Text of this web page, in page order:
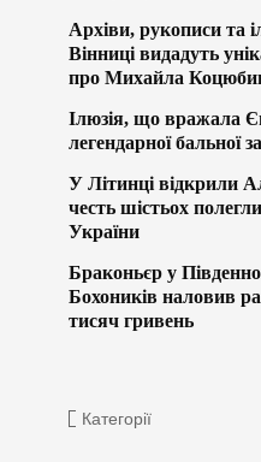
Архіви, рукописи та
Вінниці видадуть
про Михайла
Ілюзія, що вражала
легендарної бальної
У Літинці відкрили
честь шістьох
України
Браконьєр у
Бохоників наловив
тисяч гривень
Категорії